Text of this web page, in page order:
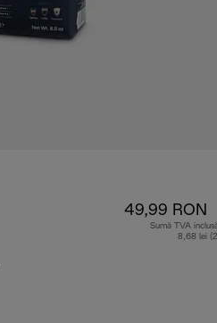
49,99 RON
Sumă TVA
8,68 lei